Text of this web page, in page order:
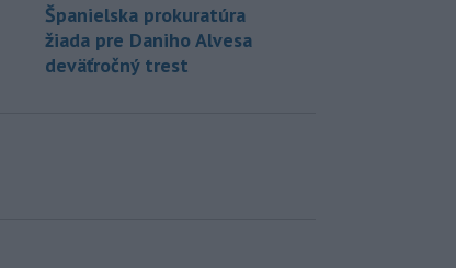
Španielska prokuratúra
žiada pre Daniho Alvesa
deväťročný trest